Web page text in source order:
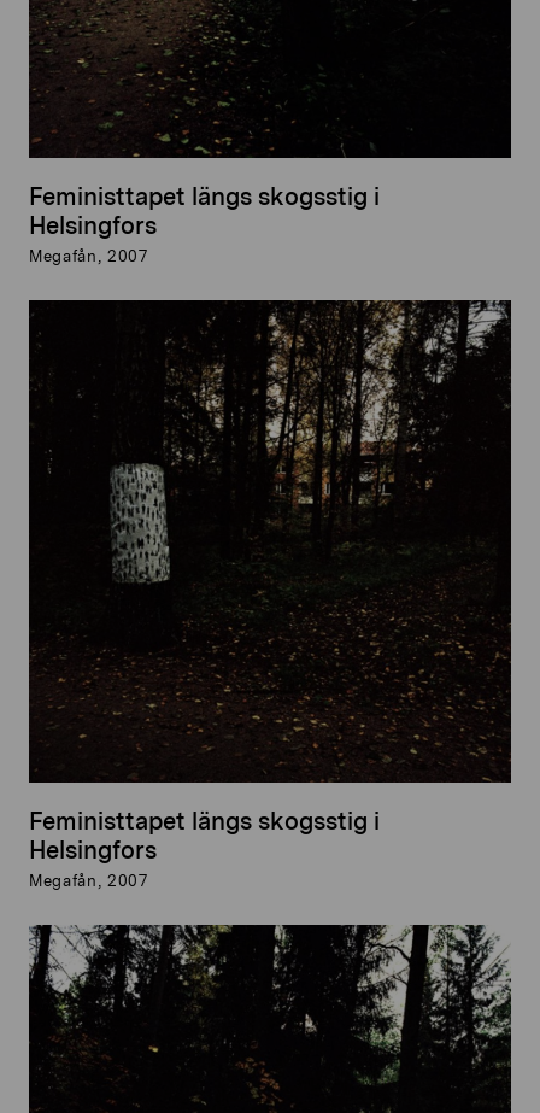
Feministtapet längs skogsstig i
Helsingfors
Megafån, 2007
Feministtapet längs skogsstig i
Helsingfors
Megafån, 2007